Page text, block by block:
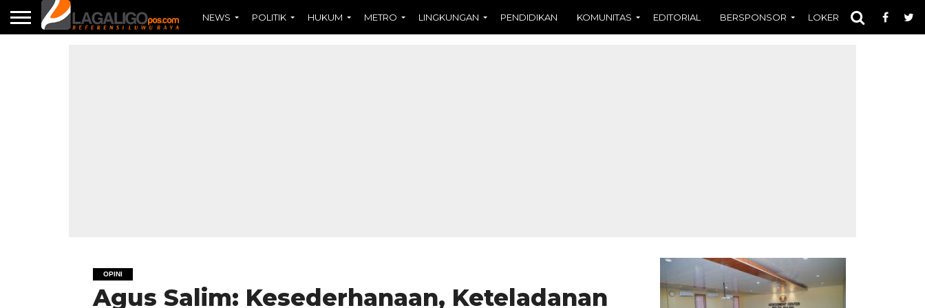
NEWS POLITIK HUKUM METRO LINGKUNGAN PENDIDIKAN KOMUNITAS EDITORIAL BERSPONSOR LOKER OPINI
OPINI
Agus Salim: Kesederhanaan, Keteladanan